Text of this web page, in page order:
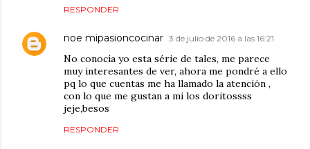
RESPONDER
noe mipasioncocinar 3 de julio de 2016 a las 16:21
No conocía yo esta série de tales, me parece
muy interesantes de ver, ahora me pondré a ello
pq lo que cuentas me ha llamado la atención ,
con lo que me gustan a mi los doritossss
jeje,besos
RESPONDER